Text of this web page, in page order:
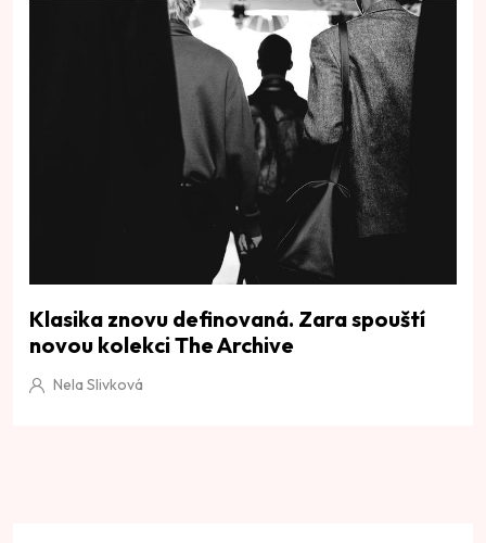
Klasika znovu definovaná. Zara spouští
novou kolekci The Archive
Nela Slivková